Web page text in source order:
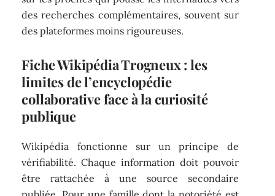
des recherches complémentaires, souvent sur
des plateformes moins rigoureuses.
Fiche Wikipédia Trogneux : les
limites de l’encyclopédie
collaborative face à la curiosité
publique
Wikipédia fonctionne sur un principe de
vérifiabilité. Chaque information doit pouvoir
être rattachée à une source secondaire